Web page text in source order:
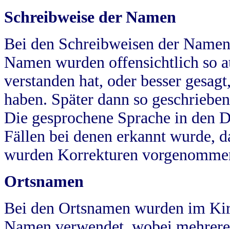
Schreibweise der Namen
Bei den Schreibweisen der
Namen wurden offensichtlich so
verstanden hat, oder besser
haben. Später dann so
Die gesprochene Sprache in
Fällen bei denen erkannt wurde,
wurden Korrekturen
Ortsnamen
Bei den Ortsnamen wurden im